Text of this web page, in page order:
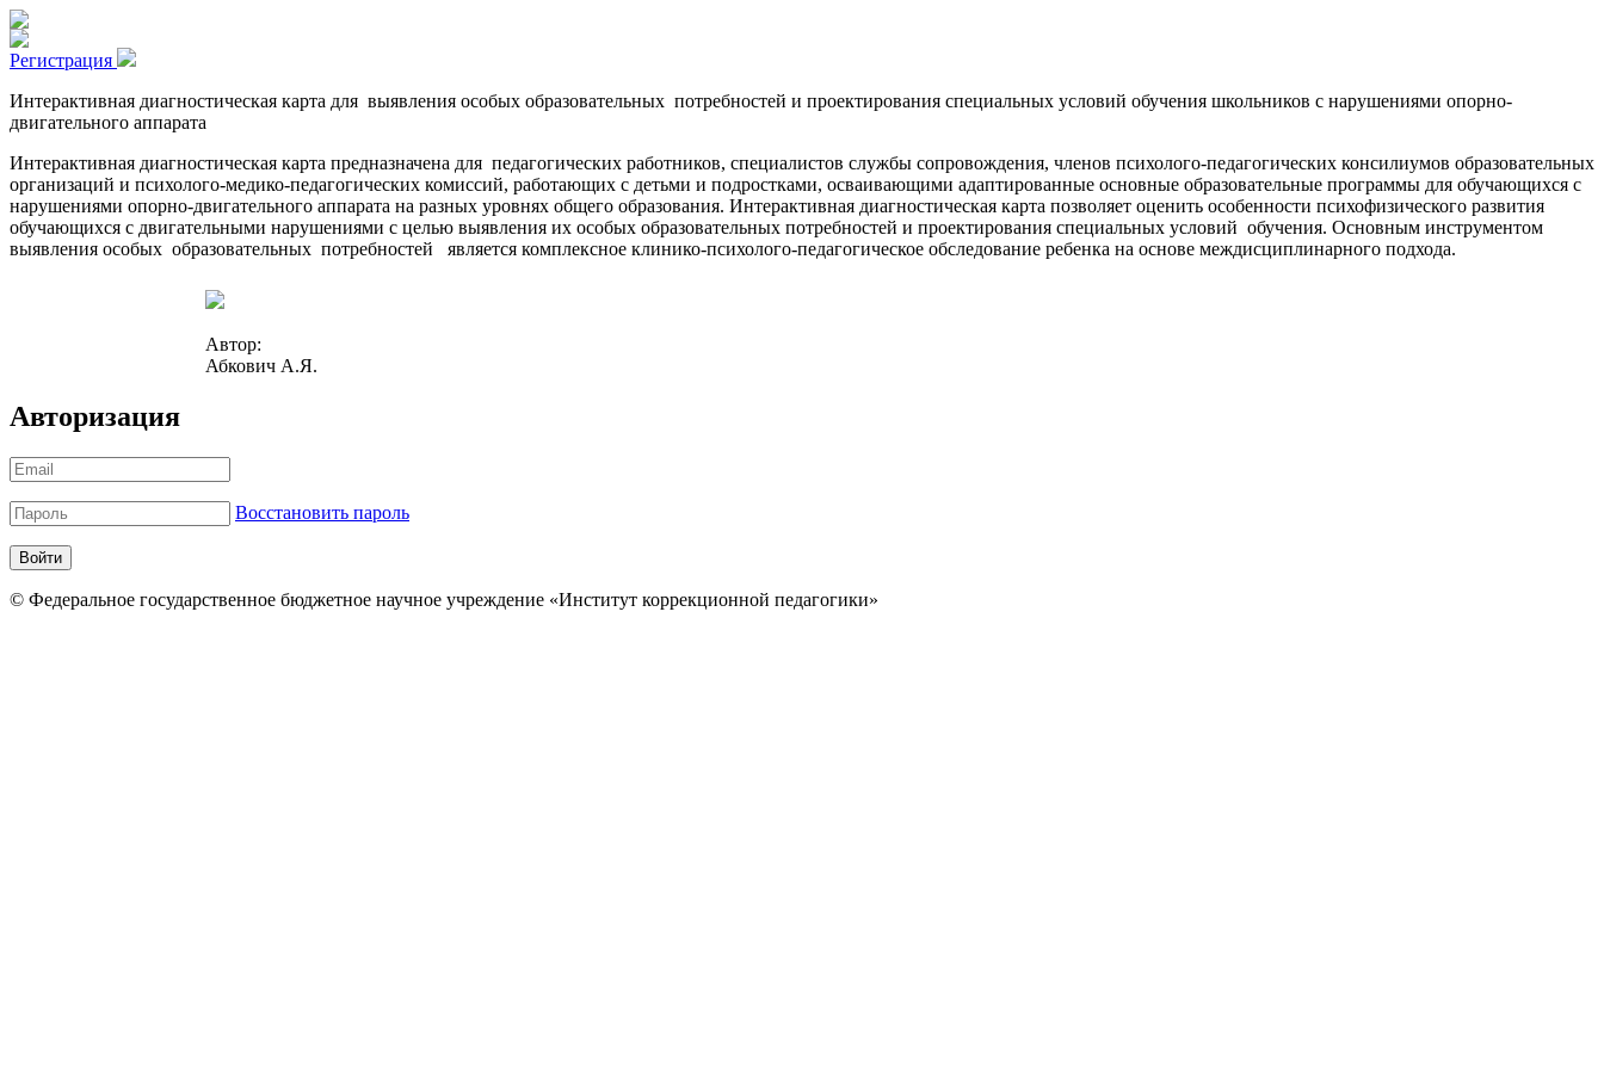
Регистрация
Интерактивная диагностическая карта для выявления особых образовательных потребностей и проектирования специальных условий обучения школьников с нарушениями опорно-
двигательного аппарата
Интерактивная диагностическая карта предназначена для педагогических работников, специалистов службы сопровождения, членов психолого-педагогических консилиумов образовательных
организаций и психолого-медико-педагогических комиссий, работающих с детьми и подростками, осваивающими адаптированные основные образовательные программы для обучающихся с
нарушениями опорно-двигательного аппарата на разных уровнях общего образования. Интерактивная диагностическая карта позволяет оценить особенности психофизического развития
обучающихся с двигательными нарушениями с целью выявления их особых образовательных потребностей и проектирования специальных условий обучения. Основным инструментом
выявления особых образовательных потребностей является комплексное клинико-психолого-педагогическое обследование ребенка на основе междисциплинарного подхода.
Автор:
Абкович А.Я.
Авторизация
Восстановить пароль
© Федеральное государственное бюджетное научное учреждение «Институт коррекционной педагогики»